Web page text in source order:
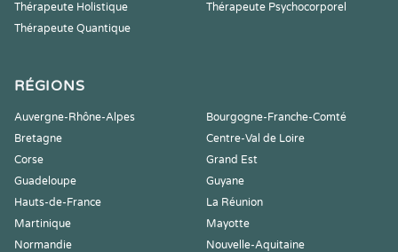
Thérapeute Holistique
Thérapeute Psychocorporel
Thérapeute Quantique
RÉGIONS
Auvergne-Rhône-Alpes
Bourgogne-Franche-Comté
Bretagne
Centre-Val de Loire
Corse
Grand Est
Guadeloupe
Guyane
Hauts-de-France
La Réunion
Martinique
Mayotte
Normandie
Nouvelle-Aquitaine